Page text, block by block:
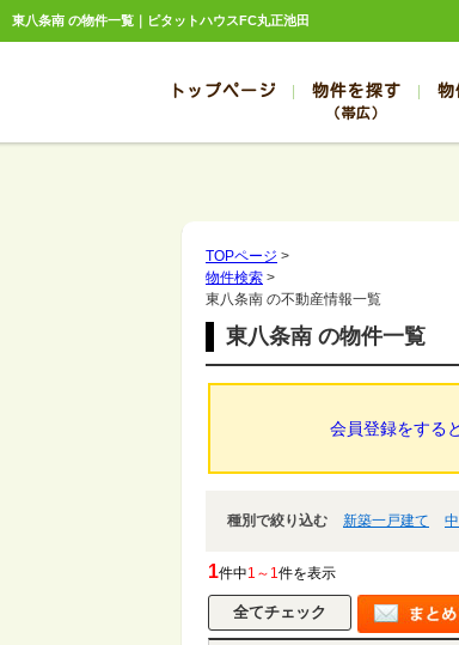
東八条南 の物件一覧｜ピタットハウスFC丸正池田
トップページ 物件を探す
（帯広）
物
TOPページ >
物件検索 >
東八条南 の不動産情報一覧
東八条南 の物件一覧
会員登録をする
種別で絞り込む 新築一戸建て
1件中1～1件を表示